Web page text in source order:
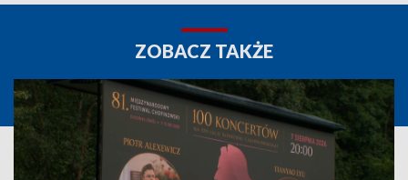
ZOBACZ TAKŻE